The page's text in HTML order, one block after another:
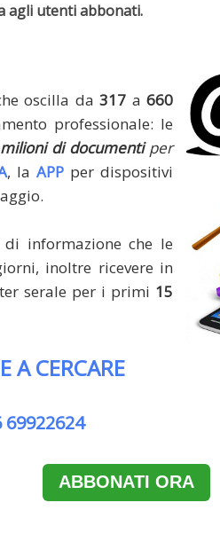
agli utenti abbonati.
oscilla da317 a660
professionale: le
di documentiper
, la APP per dispositivi
di informazione che le
inoltre ricevere in
serale per i primi 15
A CERCARE
ABBONATI ORA